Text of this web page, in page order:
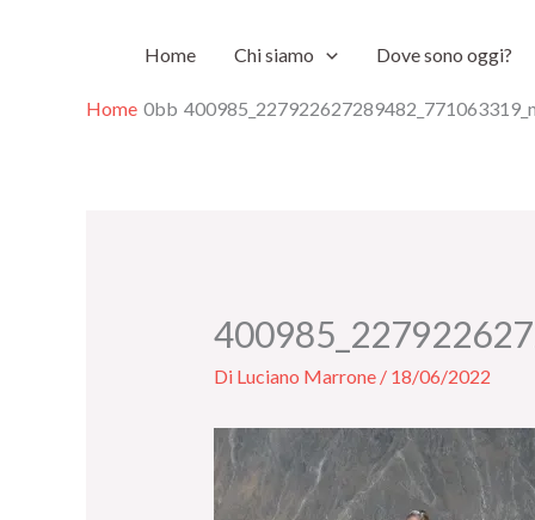
Home Chi siamo Dove sono oggi?
Home 400985_227922627289482_771063319_n
Di Luciano Marrone / 18/06/2022